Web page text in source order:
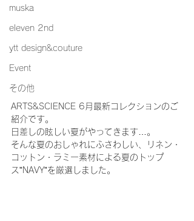
muska
eleven 2nd
ytt design&couture
Event
その他
ARTS&SCIENCE 6月最新コレクションのご
紹介です。
日差しの眩しい夏がやってきます…。
そんな夏のおしゃれにふさわしい、リネン・
コットン・ラミー素材による夏のトップ
ス”NAVY”を厳選しました。